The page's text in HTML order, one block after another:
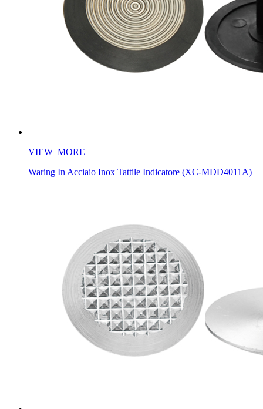
VIEW_MORE +
Waring In Acciaio Inox Tattile Indicatore (XC-MDD4011A)